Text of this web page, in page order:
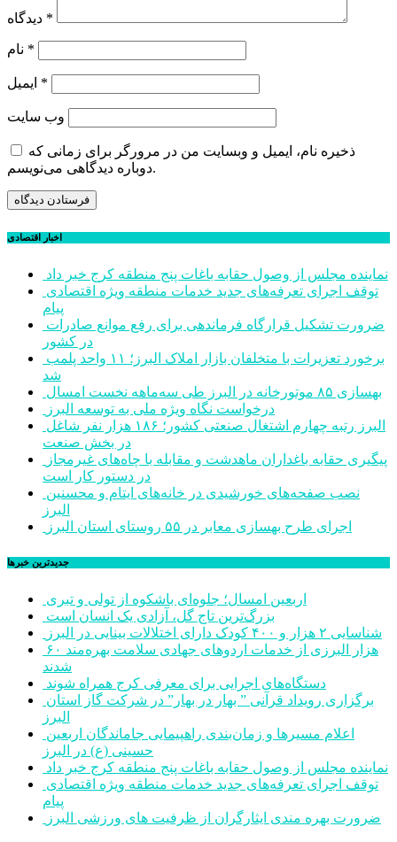
*
*
*
وب‌ سایت
ذخیره نام، ایمیل و وبسایت من در مرورگر برای زمانی که
دوباره دیدگاهی می‌نویسم.
اخبار اقتصادی
نماینده مجلس از وصول حقابه باغات پنج منطقه کرج خبر داد
پیام
در کشور
شد
بهسازی ۸۵ موتورخانه در البرز طی سه‌ماهه نخست امسال
درخواست نگاه ویژه ملی به توسعه البرز
در بخش صنعت
در دستور کار است
البرز
اجرای طرح بهسازی معابر در ۵۵ روستای استان البرز
جديدترين خبرها
اربعین امسال؛ جلوه‌ای باشکوه از تولی و تبری
بزرگ‌ترین تاج گل، آزادی یک انسان است
شناسایی ۲ هزار و ۴۰۰ کودک دارای اختلالات بینایی در البرز
۶۰ هزار البرزی از خدمات اردوهای جهادی سلامت بهره‌مند
شدند
دستگاه‌های اجرایی برای معرفی کرج همراه شوند
البرز
حسینی (ع) در البرز
نماینده مجلس از وصول حقابه باغات پنج منطقه کرج خبر داد
پیام
ضرورت بهره مندی ایثارگران از ظرفیت های ورزشی البرز